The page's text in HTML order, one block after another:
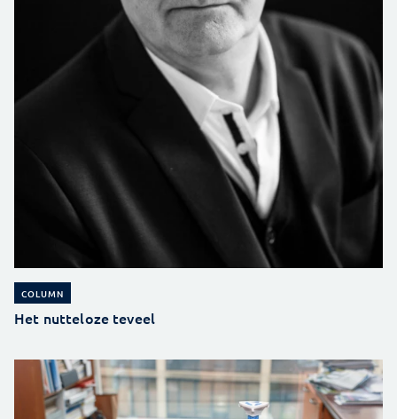
COLUMN
Het nutteloze teveel